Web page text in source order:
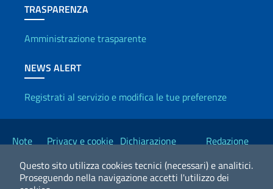
Questo sito utilizza cookies tecnici (necessari) e analitici.
Proseguendo nella navigazione accetti l'utilizzo dei
TRASPARENZA
Amministrazione trasparente
NEWS ALERT
Registrati al servizio e modifica le tue preferenze
Link Utili
Note
Privacy e cookie Dichiarazione
Redazione